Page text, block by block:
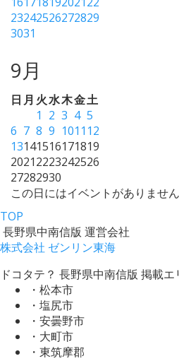
23242526272829
3031
9月
日 月 火水木金土
1 2 3 4 5
6 7 8 9 1011 12
13141516171819
20212223242526
27282930
この日にはイベントがありません
TOP
長野県中南信版 運営会社
株式会社 ゼンリン東海
ドコタテ？ 長野県中南信版 掲載エ
・松本市
・塩尻市
・安曇野市
・大町市
・東筑摩郡